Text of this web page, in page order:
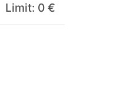
Limit: 0 €